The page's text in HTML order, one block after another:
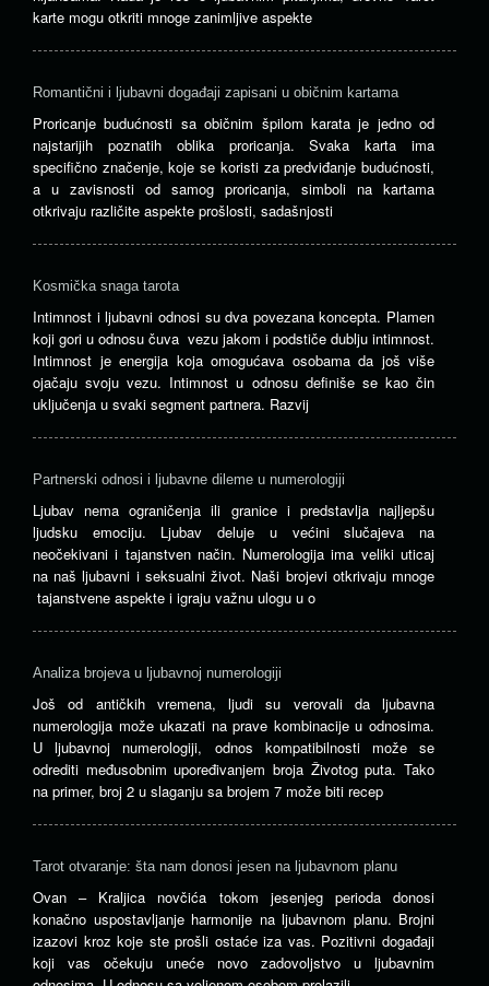
karte mogu otkriti mnoge zanimljive aspekte
Romantični i ljubavni događaji zapisani u običnim kartama
Proricanje budućnosti sa običnim špilom karata je jedno od
najstarijih poznatih oblika proricanja. Svaka karta ima
specifično značenje, koje se koristi za predviđanje budućnosti,
a u zavisnosti od samog proricanja, simboli na kartama
otkrivaju različite aspekte prošlosti, sadašnjosti
Kosmička snaga tarota
Intimnost i ljubavni odnosi su dva povezana koncepta. Plamen
koji gori u odnosu čuva vezu jakom i podstiče dublju intimnost.
Intimnost je energija koja omogućava osobama da još više
ojačaju svoju vezu. Intimnost u odnosu definiše se kao čin
uključenja u svaki segment partnera. Razvij
Partnerski odnosi i ljubavne dileme u numerologiji
Ljubav nema ograničenja ili granice i predstavlja najljepšu
ljudsku emociju. Ljubav deluje u većini slučajeva na
neočekivani i tajanstven način. Numerologija ima veliki uticaj
na naš ljubavni i seksualni život. Naši brojevi otkrivaju mnoge
tajanstvene aspekte i igraju važnu ulogu u o
Analiza brojeva u ljubavnoj numerologiji
Još od antičkih vremena, ljudi su verovali da ljubavna
numerologija može ukazati na prave kombinacije u odnosima.
U ljubavnoj numerologiji, odnos kompatibilnosti može se
odrediti međusobnim upoređivanjem broja Životog puta. Tako
na primer, broj 2 u slaganju sa brojem 7 može biti recep
Tarot otvaranje: šta nam donosi jesen na ljubavnom planu
Ovan – Kraljica novčića tokom jesenjeg perioda donosi
konačno uspostavljanje harmonije na ljubavnom planu. Brojni
izazovi kroz koje ste prošli ostaće iza vas. Pozitivni događaji
koji vas očekuju uneće novo zadovoljstvo u ljubavnim